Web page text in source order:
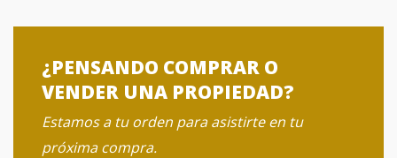
¿PENSANDO COMPRAR O
VENDER UNA PROPIEDAD?
Estamos a tu orden para asistirte en tu
próxima compra.